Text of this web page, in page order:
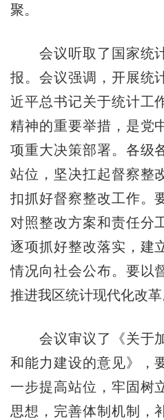
聚。
会议听取了国家统计
报。会议强调，开展统
近平总书记关于统计工
精神的重要举措，是党
项重大决策部署。各级
站位，坚决扛起督察整
扣抓好督察整改工作。
对照整改方案和责任分
逐项抓好整改落实，建
情况向社会公布。要以
推进我区统计现代化改革
会议审议了《关于加
和能力建设的意见》，
一步提高站位，牢固树
思想，完善体制机制，